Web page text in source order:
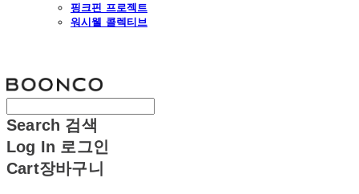
핑크핀 프로젝트
워시웰 콜렉티브
Search 검색
Log In 로그인
Cart장바구니